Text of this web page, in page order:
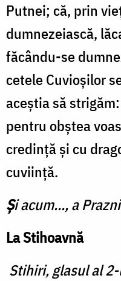
Putnei; că, prin
dumnezeiască,
făcându-se
cetele Cuvioșilor
aceştia să
pentru obștea
credință și cu
cuviinţă.
Și acum..., a
La Stihoavnă
Stihiri, glasul al